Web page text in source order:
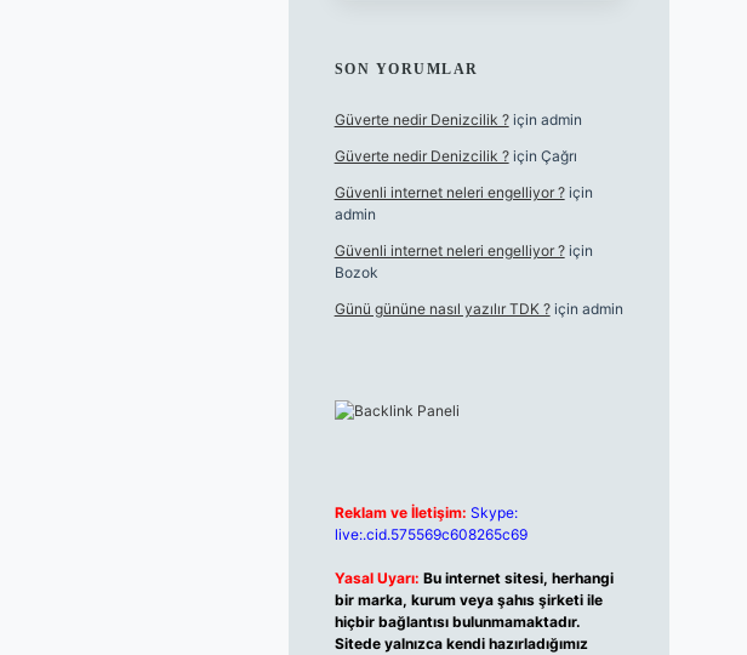
SON YORUMLAR
Güverte nedir Denizcilik ?için admin
Güverte nedir Denizcilik ?için Çağrı
Güvenli internet neleri engelliyor ?için
admin
Güvenli internet neleri engelliyor ?için
Bozok
Günü gününe nasıl yazılır TDK ?için admin
Reklam ve İletişim: Skype:
live:.cid.575569c608265c69
Yasal Uyarı: Bu internet sitesi, herhangi
bir marka, kurum veya şahıs şirketi ile
hiçbir bağlantısı bulunmamaktadır.
Sitede yalnızca kendi hazırladığımız